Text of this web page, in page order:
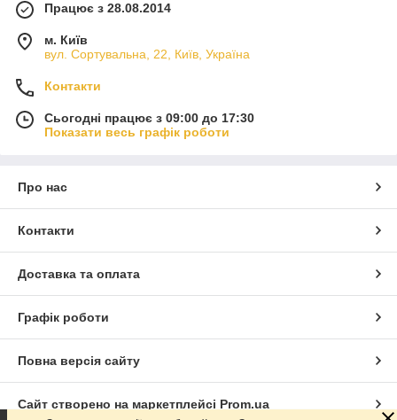
Працює з 28.08.2014
м. Київ
вул. Сортувальна, 22, Київ, Україна
Контакти
Сьогодні працює з 09:00 до 17:30
Показати весь графік роботи
Про нас
Контакти
Доставка та оплата
Графік роботи
Повна версія сайту
Сайт створено на маркетплейсі Prom.ua